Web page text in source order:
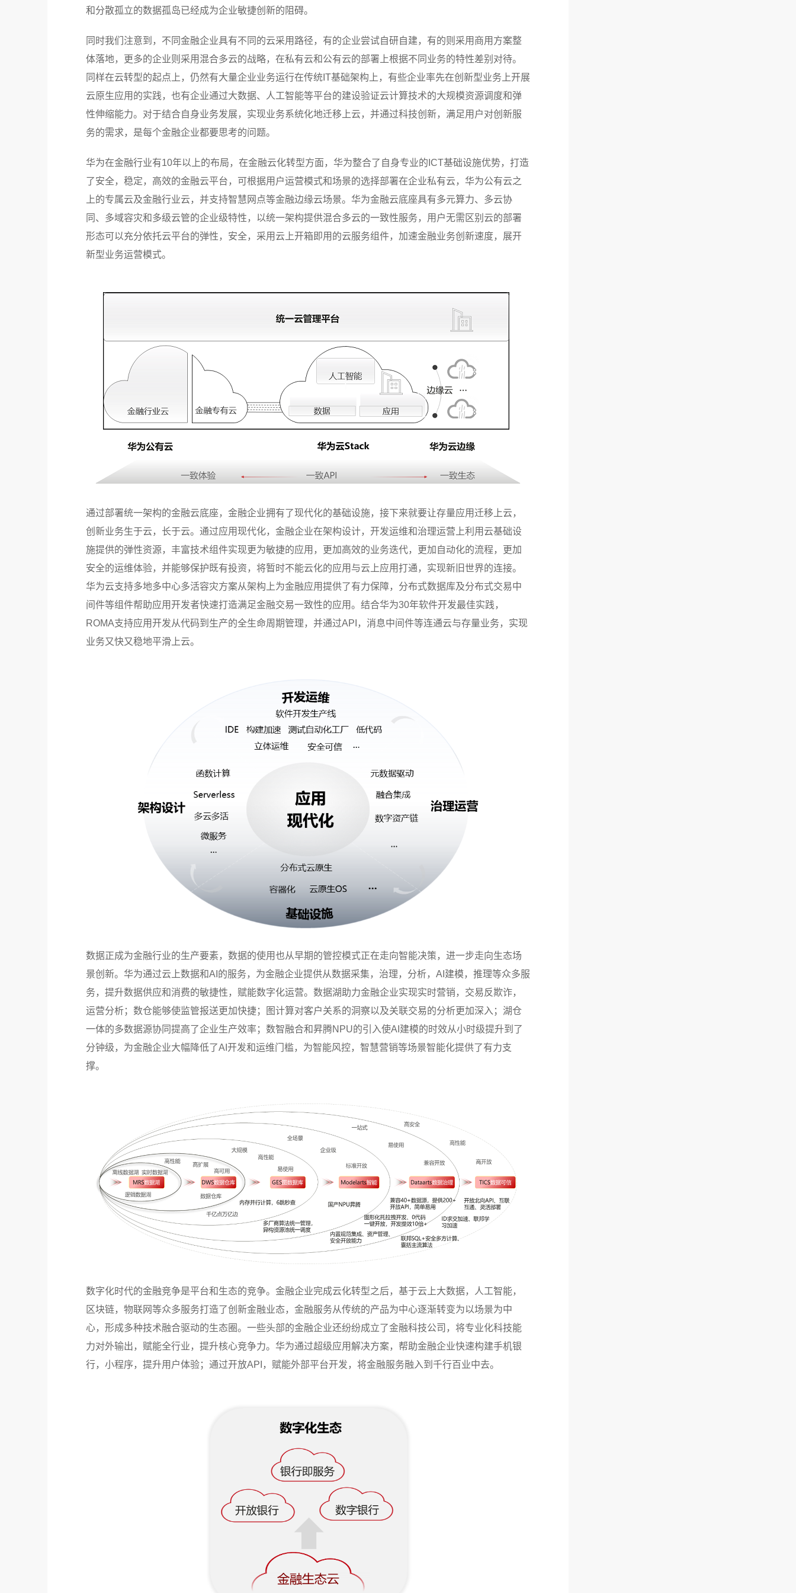
和分散孤立的数据孤岛已经成为企业敏捷创新的阻碍。
同时我们注意到，不同金融企业具有不同的云采用路径，有的企业尝试自研自建，有的则采用商用方案整
体落地，更多的企业则采用混合多云的战略，在私有云和公有云的部署上根据不同业务的特性差别对待。
同样在云转型的起点上，仍然有大量企业业务运行在传统IT基础架构上，有些企业率先在创新型业务上开展
云原生应用的实践，也有企业通过大数据、人工智能等平台的建设验证云计算技术的大规模资源调度和弹
性伸缩能力。对于结合自身业务发展，实现业务系统化地迁移上云，并通过科技创新，满足用户对创新服
务的需求，是每个金融企业都要思考的问题。
华为在金融行业有10年以上的布局，在金融云化转型方面，华为整合了自身专业的ICT基础设施优势，打造
了安全，稳定，高效的金融云平台，可根据用户运营模式和场景的选择部署在企业私有云，华为公有云之
上的专属云及金融行业云，并支持智慧网点等金融边缘云场景。华为金融云底座具有多元算力、多云协
同、多域容灾和多级云管的企业级特性，以统一架构提供混合多云的一致性服务，用户无需区别云的部署
形态可以充分依托云平台的弹性，安全，采用云上开箱即用的云服务组件，加速金融业务创新速度，展开
新型业务运营模式。
通过部署统一架构的金融云底座，金融企业拥有了现代化的基础设施，接下来就要让存量应用迁移上云，
创新业务生于云，长于云。通过应用现代化，金融企业在架构设计，开发运维和治理运营上利用云基础设
施提供的弹性资源，丰富技术组件实现更为敏捷的应用，更加高效的业务迭代，更加自动化的流程，更加
安全的运维体验，并能够保护既有投资，将暂时不能云化的应用与云上应用打通，实现新旧世界的连接。
华为云支持多地多中心多活容灾方案从架构上为金融应用提供了有力保障，分布式数据库及分布式交易中
间件等组件帮助应用开发者快速打造满足金融交易一致性的应用。结合华为30年软件开发最佳实践，
ROMA支持应用开发从代码到生产的全生命周期管理，并通过API，消息中间件等连通云与存量业务，实现
业务又快又稳地平滑上云。
数据正成为金融行业的生产要素，数据的使用也从早期的管控模式正在走向智能决策，进一步走向生态场
景创新。华为通过云上数据和AI的服务，为金融企业提供从数据采集，治理，分析，AI建模，推理等众多服
务，提升数据供应和消费的敏捷性，赋能数字化运营。数据湖助力金融企业实现实时营销，交易反欺诈，
运营分析；数仓能够使监管报送更加快捷；图计算对客户关系的洞察以及关联交易的分析更加深入；湖仓
一体的多数据源协同提高了企业生产效率；数智融合和昇腾NPU的引入使AI建模的时效从小时级提升到了
分钟级，为金融企业大幅降低了AI开发和运维门槛，为智能风控，智慧营销等场景智能化提供了有力支
撑。
数字化时代的金融竞争是平台和生态的竞争。金融企业完成云化转型之后，基于云上大数据，人工智能，
区块链，物联网等众多服务打造了创新金融业态，金融服务从传统的产品为中心逐渐转变为以场景为中
心，形成多种技术融合驱动的生态圈。一些头部的金融企业还纷纷成立了金融科技公司，将专业化科技能
力对外输出，赋能全行业，提升核心竞争力。华为通过超级应用解决方案，帮助金融企业快速构建手机银
行，小程序，提升用户体验；通过开放API，赋能外部平台开发，将金融服务融入到千行百业中去。